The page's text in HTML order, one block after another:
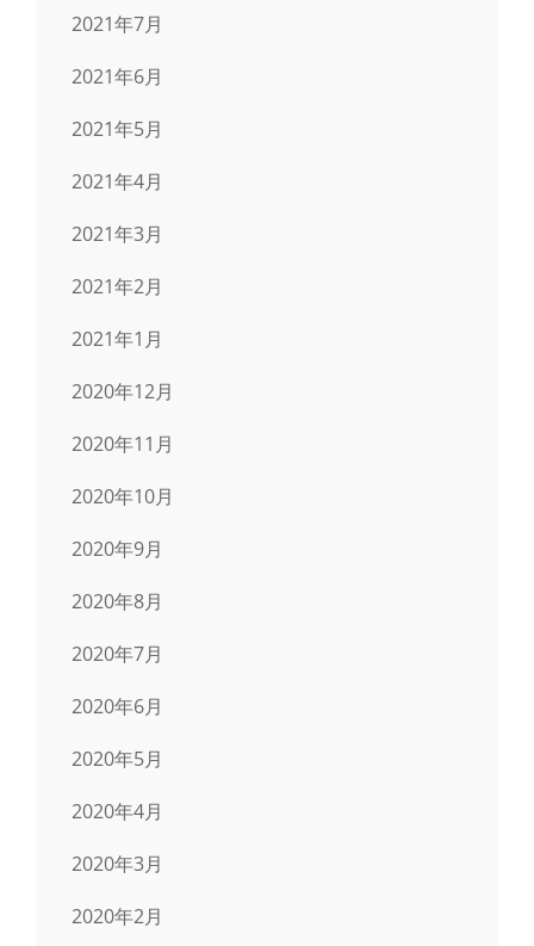
2021年7月
2021年6月
2021年5月
2021年4月
2021年3月
2021年2月
2021年1月
2020年12月
2020年11月
2020年10月
2020年9月
2020年8月
2020年7月
2020年6月
2020年5月
2020年4月
2020年3月
2020年2月